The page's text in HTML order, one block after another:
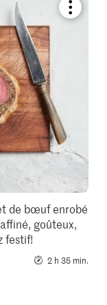
recipe
de bœuf enrobé
goûteux,
festif!
2 h 35 min.